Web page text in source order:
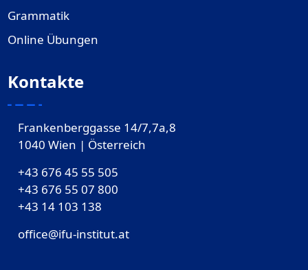
Grammatik
Online Übungen
Kontakte
Frankenberggasse 14/7,7a,8
1040 Wien | Österreich
+43 676 45 55 505
+43 676 55 07 800
‎+43 14 103 138
office@ifu-institut.at